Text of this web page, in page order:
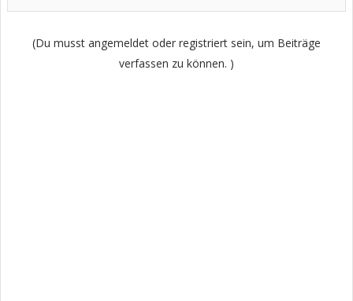
(Du musst angemeldet oder registriert sein, um Beiträge
verfassen zu können. )